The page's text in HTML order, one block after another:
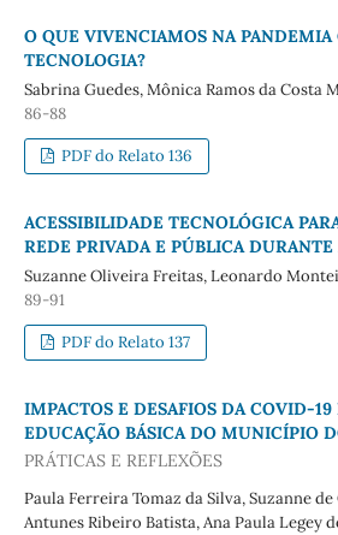
O QUE VIVENCIAMOS NA PANDEMIA
TECNOLOGIA?
Sabrina Guedes, Mônica Ramos da Costa
86-88
PDF do Relato 136
ACESSIBILIDADE TECNOLÓGICA
REDE PRIVADA E PÚBLICA
Suzanne Oliveira Freitas, Leonardo
89-91
PDF do Relato 137
IMPACTOS E DESAFIOS DA COVID-
EDUCAÇÃO BÁSICA DO MUNICÍPIO
PRÁTICAS E REFLEXÕES
Paula Ferreira Tomaz da Silva, Suzanne
Antunes Ribeiro Batista, Ana Paula Legey